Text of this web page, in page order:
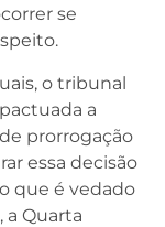
se
o tribunal
a
prorrogação
essa decisão
que é vedado
a Quarta